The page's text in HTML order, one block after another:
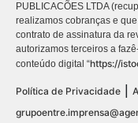
PUBLICACÕES LTDA
realizamos cobranças e
contrato de assinatura da
autorizamos terceiros a
conteúdo digital “https://
Política de Privacidade